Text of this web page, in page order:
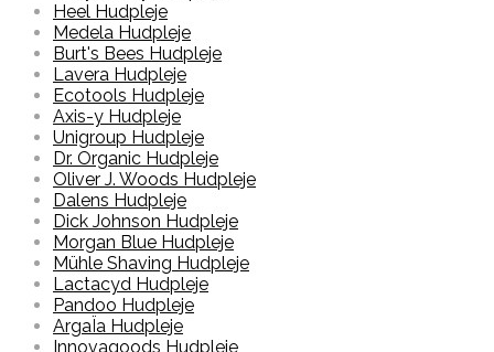
Heel Hudpleje
Medela Hudpleje
Burt's Bees Hudpleje
Lavera Hudpleje
Ecotools Hudpleje
Axis-y Hudpleje
Unigroup Hudpleje
Dr. Organic Hudpleje
Oliver J. Woods Hudpleje
Dalens Hudpleje
Dick Johnson Hudpleje
Morgan Blue Hudpleje
Mühle Shaving Hudpleje
Lactacyd Hudpleje
Pandoo Hudpleje
ArgaÏa Hudpleje
Innovagoods Hudpleje